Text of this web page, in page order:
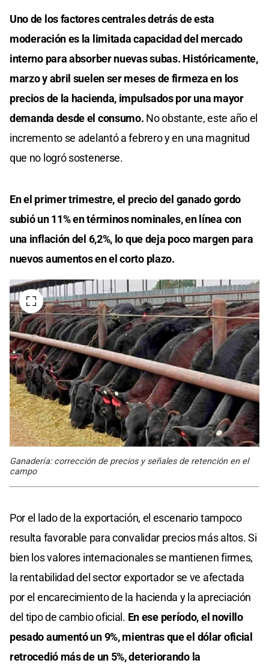
Uno de los factores centrales detrás de esta
moderación es la limitada capacidad del mercado
interno para absorber nuevas subas. Históricamente,
marzo y abril suelen ser meses de firmeza en los
precios de la hacienda, impulsados por una mayor
demanda desde el consumo. No obstante, este año el
incremento se adelantó a febrero y en una magnitud
que no logró sostenerse.
En el primer trimestre, el precio del ganado gordo
subió un 11% en términos nominales, en línea con
una inflación del 6,2%, lo que deja poco margen para
nuevos aumentos en el corto plazo.
Ganadería: corrección de precios y señales de retención en el
campo
Por el lado de la exportación, el escenario tampoco
resulta favorable para convalidar precios más altos. Si
bien los valores internacionales se mantienen firmes,
la rentabilidad del sector exportador se ve afectada
por el encarecimiento de la hacienda y la apreciación
del tipo de cambio oficial. En ese período, el novillo
pesado aumentó un 9%, mientras que el dólar oficial
retrocedió más de un 5%, deteriorando la